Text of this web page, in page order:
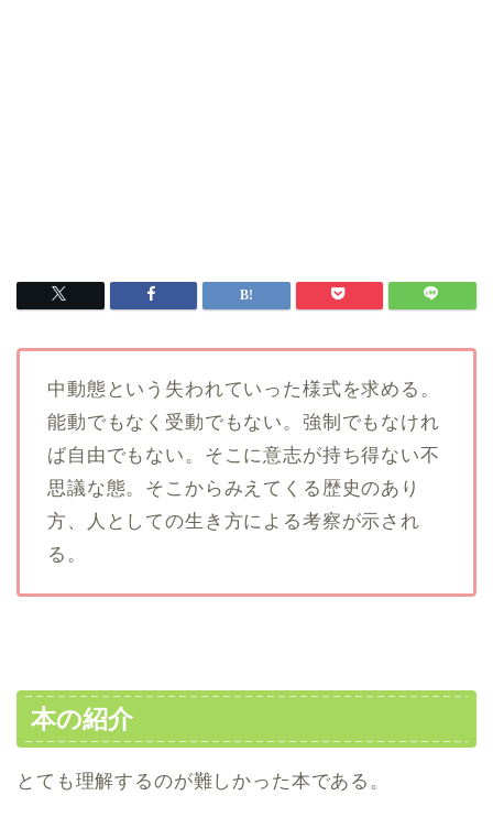
中動態という失われていった様式を求める。
能動でもなく受動でもない。強制でもなけれ
ば自由でもない。そこに意志が持ち得ない不
思議な態。そこからみえてくる歴史のあり
方、人としての生き方による考察が示され
る。
本の紹介
とても理解するのが難しかった本である。